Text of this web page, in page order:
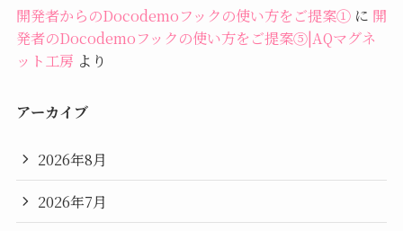
開発者からのDocodemoフックの使い方をご提案①に 開
発者のDocodemoフックの使い方をご提案⑤|AQマグネ
ット工房 より
アーカイブ
2026年8月
2026年7月